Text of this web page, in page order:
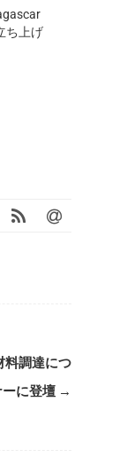
ち上げ
料調達につ
に登壇 →